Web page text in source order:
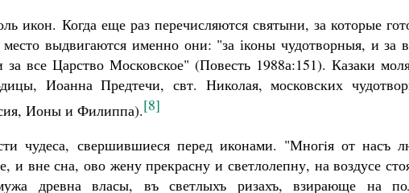
икон. Когда еще раз перечисляются святыни, за которые
выдвигаются именно они: "за іконы чудотворныя, и за
все Царство Московское" (Повесть 1988а:151). Казаки
Иоанна Предтечи, свт. Николая, московских
Ионы и Филиппа).[8]
чудеса, свершившиеся перед иконами. "Многiя от насъ
и вне сна, ово жену прекрасну и светлолепну, на воздусе
древна власы, въ светлыхъ ризахъ, взирающе на